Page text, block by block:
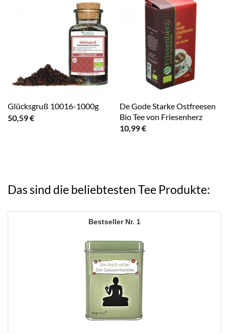
Glücksgruß 10016-1000g
50,59€
De Gode Starke Ostfreesen
Bio Tee von Friesenherz
10,99€
Das sind die beliebtesten Tee Produkte:
1